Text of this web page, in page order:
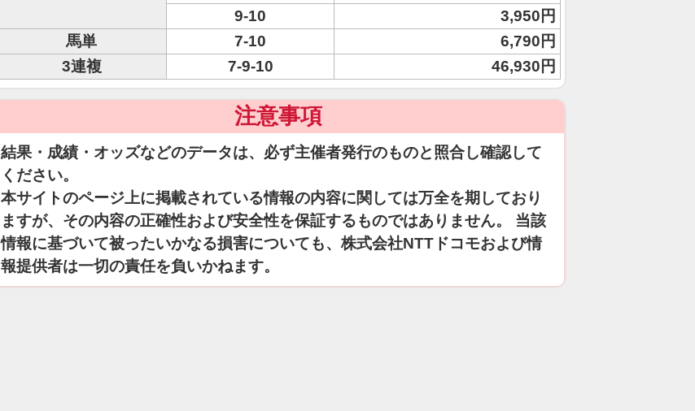
9-10
3,950円
馬単
7-10
6,790円
3連複
7-9-10 46,930円
注意事項
結果・成績・オッズなどのデータは、必ず主催者発行のものと照合し確認して
ください。
本サイトのページ上に掲載されている情報の内容に関しては万全を期しており
ますが、その内容の正確性および安全性を保証するものではありません。 当該
情報に基づいて被ったいかなる損害についても、株式会社NTTドコモおよび情
報提供者は一切の責任を負いかねます。